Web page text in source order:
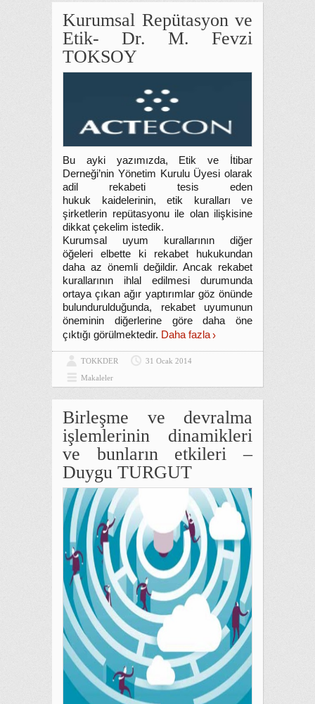
Kurumsal Repütasyon ve
Etik- Dr. M. Fevzi
TOKSOY
Bu ayki yazımızda, Etik ve İtibar
Derneği’nin Yönetim Kurulu Üyesi olarak
adil rekabeti tesis eden
hukuk kaidelerinin, etik kuralları ve
şirketlerin repütasyonu ile olan ilişkisine
dikkat çekelim istedik.
Kurumsal uyum kurallarının diğer
öğeleri elbette ki rekabet hukukundan
daha az önemli değildir. Ancak rekabet
kurallarının ihlal edilmesi durumunda
ortaya çıkan ağır yaptırımlar göz önünde
bulundurulduğunda, rekabet uyumunun
öneminin diğerlerine göre daha öne
çıktığı görülmektedir. Daha fazla
TOKKDER
31 Ocak 2014
Makaleler
Birleşme ve devralma
işlemlerinin dinamikleri
ve bunların etkileri –
Duygu TURGUT